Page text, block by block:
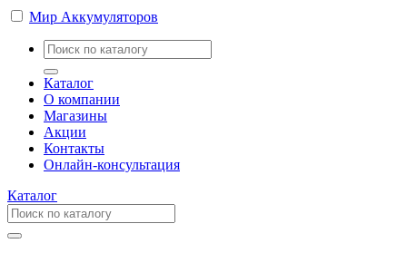
Мир Аккумуляторов
Каталог
О компании
Магазины
Акции
Контакты
Онлайн-консультация
Каталог